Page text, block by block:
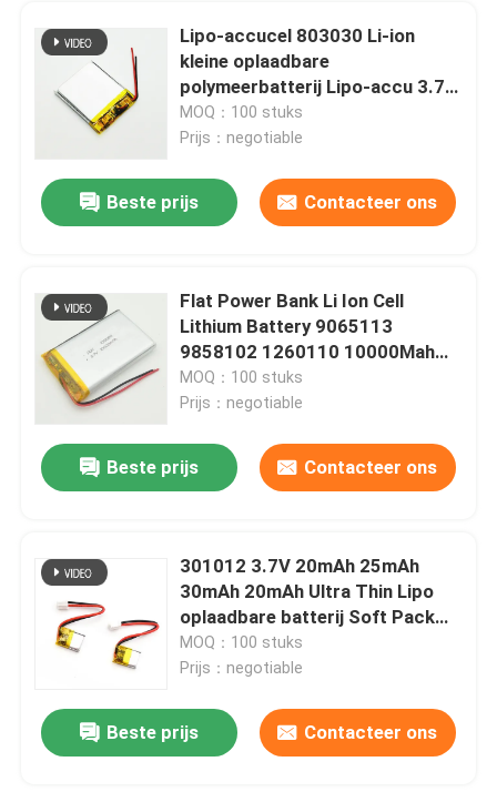
Lipo-accucel 803030 Li-ion
kleine oplaadbare
polymeerbatterij Lipo-accu 3.7v
700MAH cel voor POS-terminal
MOQ：100 stuks
Prijs：negotiable
Beste prijs Contacteer ons
Flat Power Bank Li Ion Cell
Lithium Battery 9065113
9858102 1260110 10000Mah
3.7V Lipo Polymer Battery For
Gps
MOQ：100 stuks
Prijs：negotiable
Beste prijs Contacteer ons
301012 3.7V 20mAh 25mAh
30mAh 20mAh Ultra Thin Lipo
oplaadbare batterij Soft Pack
Kleine lithium-ion batterijcel
MOQ：100 stuks
Prijs：negotiable
Beste prijs Contacteer ons